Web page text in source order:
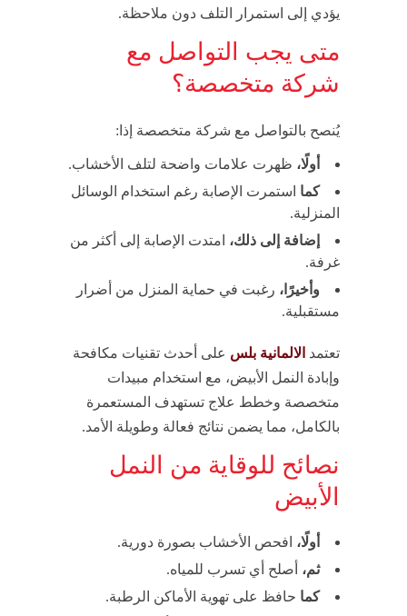
يؤدي إلى استمرار التلف دون ملاحظة.
متى يجب التواصل مع
شركة متخصصة؟
يُنصح بالتواصل مع شركة متخصصة إذا:
أولًا، ظهرت علامات واضحة لتلف الأخشاب.
كما استمرت الإصابة رغم استخدام الوسائل
المنزلية.
إضافة إلى ذلك، امتدت الإصابة إلى أكثر من
غرفة.
وأخيرًا، رغبت في حماية المنزل من أضرار
مستقبلية.
تعتمد الالمانية بلس على أحدث تقنيات مكافحة
وإبادة النمل الأبيض، مع استخدام مبيدات
متخصصة وخطط علاج تستهدف المستعمرة
بالكامل، مما يضمن نتائج فعالة وطويلة الأمد.
نصائح للوقاية من النمل
الأبيض
أولًا، افحص الأخشاب بصورة دورية.
ثم، أصلح أي تسرب للمياه.
كما حافظ على تهوية الأماكن الرطبة.